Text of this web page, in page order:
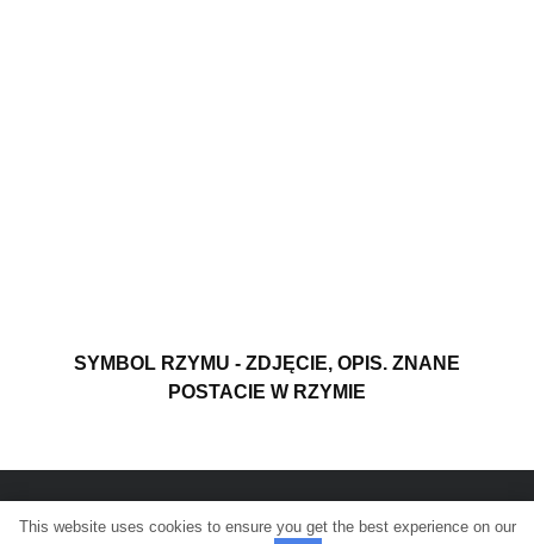
SYMBOL RZYMU - ZDJĘCIE, OPIS. ZNANE
POSTACIE W RZYMIE
This website uses cookies to ensure you get the best experience on our